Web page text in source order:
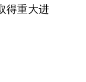
得重大进